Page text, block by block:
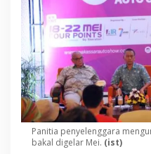
Panitia penyelenggara
bakal digelar Mei. (ist)